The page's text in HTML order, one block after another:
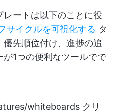
レートは以下のことに役
サイクルを可視化する タ
優先順位付け、進捗の追
1つの便利なツールでで
whiteboards クリ